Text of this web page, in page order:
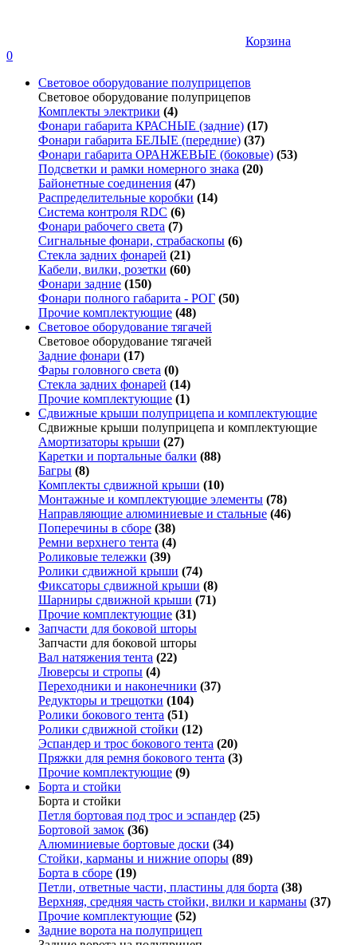
Корзина
0
Световое оборудование полуприцепов
Световое оборудование полуприцепов
Комплекты электрики (4)
Фонари габарита КРАСНЫЕ (задние) (17)
Фонари габарита БЕЛЫЕ (передние) (37)
Фонари габарита ОРАНЖЕВЫЕ (боковые) (53)
Подсветки и рамки номерного знака (20)
Байонетные соединения (47)
Распределительные коробки (14)
Система контроля RDC (6)
Фонари рабочего света (7)
Сигнальные фонари, страбаскопы (6)
Стекла задних фонарей (21)
Кабели, вилки, розетки (60)
Фонари задние (150)
Фонари полного габарита - РОГ (50)
Прочие комплектующие (48)
Световое оборудование тягачей
Световое оборудование тягачей
Задние фонари (17)
Фары головного света (0)
Стекла задних фонарей (14)
Прочие комплектующие (1)
Сдвижные крыши полуприцепа и комплектующие
Сдвижные крыши полуприцепа и комплектующие
Амортизаторы крыши (27)
Каретки и портальные балки (88)
Багры (8)
Комплекты сдвижной крыши (10)
Монтажные и комплектующие элементы (78)
Направляющие алюминиевые и стальные (46)
Поперечины в сборе (38)
Ремни верхнего тента (4)
Роликовые тележки (39)
Ролики сдвижной крыши (74)
Фиксаторы сдвижной крыши (8)
Шарниры сдвижной крыши (71)
Прочие комплектующие (31)
Запчасти для боковой шторы
Запчасти для боковой шторы
Вал натяжения тента (22)
Люверсы и стропы (4)
Переходники и наконечники (37)
Редукторы и трещотки (104)
Ролики бокового тента (51)
Ролики сдвижной стойки (12)
Эспандер и трос бокового тента (20)
Пряжки для ремня бокового тента (3)
Прочие комплектующие (9)
Борта и стойки
Борта и стойки
Петля бортовая под трос и эспандер (25)
Бортовой замок (36)
Алюминиевые бортовые доски (34)
Стойки, карманы и нижние опоры (89)
Борта в сборе (19)
Петли, ответные части, пластины для борта (38)
Верхняя, средняя часть стойки, вилки и карманы (37)
Прочие комплектующие (52)
Задние ворота на полуприцеп